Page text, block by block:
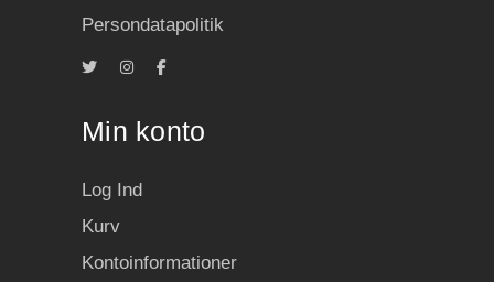
Persondatapolitik
Min konto
Log Ind
Kurv
Kontoinformationer